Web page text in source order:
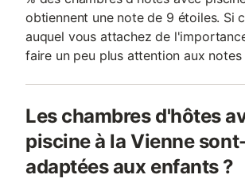
obtiennent une note de 9 étoiles. Si
auquel vous attachez de
faire un peu plus attention aux notes
Les chambres d'hôtes
piscine à la Vienne
adaptées aux enfants ?